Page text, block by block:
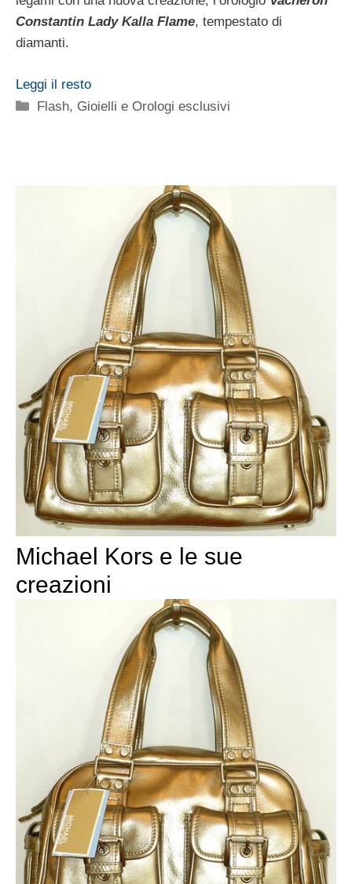
Constantin Lady Kalla Flame, tempestato di
diamanti.
Leggi il resto
Categorie
Flash, Gioielli e Orologi esclusivi
Michael Kors e le sue
creazioni